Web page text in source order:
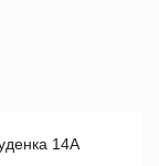
14А